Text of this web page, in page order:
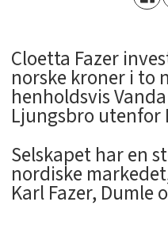
Cloetta Fazer
norske kroner i to
henholdsvis
Ljungsbro utenfor
Selskapet har en
nordiske
Karl Fazer, Dumle